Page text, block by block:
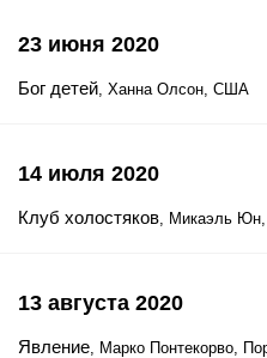
23 июня 2020
Бог детей, Ханна Олсон, США
14 июля 2020
Клуб холостяков, Микаэль
13 августа 2020
Явление, Марко Понтекорво,